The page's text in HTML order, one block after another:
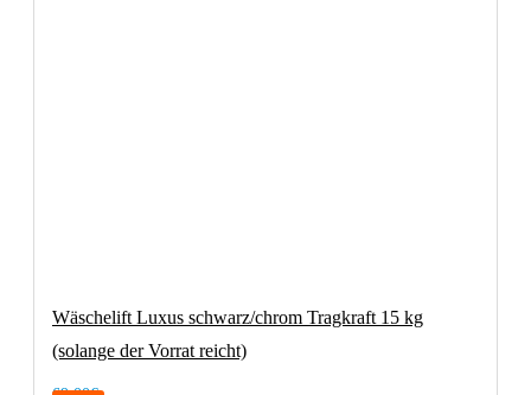
Wäschelift Luxus schwarz/chrom Tragkraft 15 kg
(solange der Vorrat reicht)